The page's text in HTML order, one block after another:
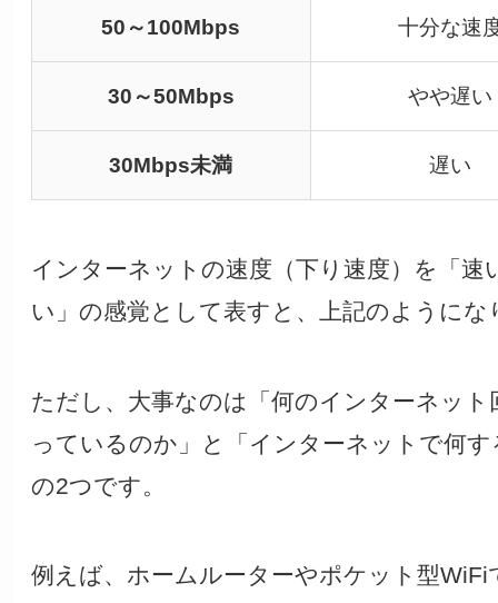
50～100Mbps 十分な速
30～50Mbps やや遅い
30Mbps未満 遅い
インターネットの速度（下り速度）を「速
い」の感覚として表すと、上記のようにな
ただし、大事なのは「何のインターネット
っているのか」と「インターネットで何
の2つです。
例えば、ホームルーターやポケット型WiFi